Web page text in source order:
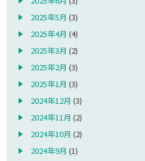
2025年5月 (3)
2025年4月 (4)
2025年3月 (2)
2025年2月 (3)
2025年1月 (3)
2024年12月 (3)
2024年11月 (2)
2024年10月 (2)
2024年9月 (1)